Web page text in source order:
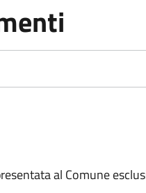
al Comune